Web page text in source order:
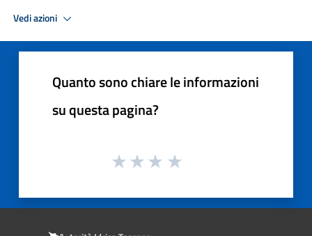
Vedi azioni
Quanto sono chiare le informazioni
su questa pagina?